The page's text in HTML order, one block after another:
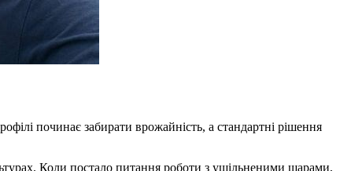
починає забирати врожайність, а стандартні рішення
Коли постало питання роботи з ущільненими шарами,